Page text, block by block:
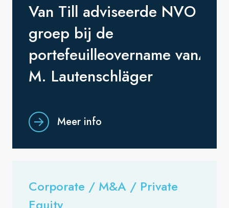
Van Till adviseerde NVO
groep bij de
portefeuilleovername
M. Lautenschläger
Meer info
Corporate / M&A / Private